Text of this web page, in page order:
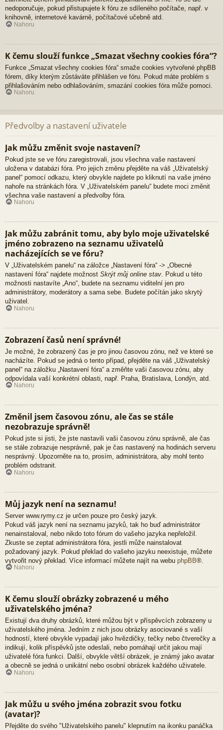
nedoporučuje, pokud přistupujete k fóru ze sdíleného počítače, např. v
knihovně, internetové kavárně, počítačové učebně atd.
Nahoru
K čemu slouží funkce „Smazat všechny cookies fóra“?
Funkce „Smazat všechny cookies fóra“ smaže cookies vytvořené phpBB
fórem, díky kterým zůstáváte přihlášen ve fóru. Pokud máte problém s
přihlašováním nebo odhlašováním, smazání cookies fóra může pomoci.
Nahoru
Předvolby a nastavení uživatele
Jak můžu změnit svoje nastavení?
Pokud jste se ve fóru zaregistrovali, jsou všechna vaše nastavení
uložena v databázi fóra. Pro jejich změnu přejděte na váš „Uživatelský
panel“ pomocí odkazu, který obvykle najdete po kliknutí na vaše jméno
nahoře na stránkách fóra. V „Uživatelském panelu“ budete moci změnit
všechna vaše nastavení a předvolby fóra.
Nahoru
Jak můžu zabránit tomu, aby bylo moje uživatelské
jméno zobrazeno na seznamu uživatelů
nacházejících se ve fóru?
V „Uživatelském panelu“ na záložce „Nastavení fóra“ -> „Obecné
nastavení fóra“ najdete možnost Skrýt můj online stav. Pokud u této
možnosti nastavíte „Ano“, budete na seznamu viditelní jen pro
administrátory, moderátory a sama sebe. Budete počítán jako skrytý
uživatel.
Nahoru
Zobrazení časů není správné!
Je možné, že zobrazený čas je pro jinou časovou zónu, než ve které se
nacházíte. Pokud se jedná o tento případ, přejděte na váš „Uživatelský
panel“ na záložku „Nastavení fóra“ a změňte vaši časovou zónu, aby
odpovídala vaší konkrétní oblasti, např. Praha, Bratislava, Londýn, atd.
Nahoru
Změnil jsem časovou zónu, ale čas se stále
nezobrazuje správně!
Pokud jste si jisti, že jste nastavili vaši časovou zónu správně, ale čas
se stále zobrazuje nesprávně, pak je čas nastavený na hodinách serveru
nesprávný. Upozorněte na to, prosím, administrátora, aby mohl tento
problém odstranit.
Nahoru
Můj jazyk není na seznamu!
Server www.rymy.cz je určen pouze pro český jazyk.
Pokud váš jazyk není na seznamu jazyků, tak ho buď administrátor
nenainstaloval, nebo nikdo toto fórum do vašeho jazyka nepřeložil.
Zkuste se zeptat administrátora fóra, jestli může nainstalovat
požadovaný jazyk. Pokud překlad do vašeho jazyku neexistuje, můžete
vytvořit nový překlad. Více informací můžete najít na webu phpBB®.
Nahoru
K čemu slouží obrázky zobrazené u mého
uživatelského jména?
Existují dva druhy obrázků, které můžou být v příspěvcích zobrazeny u
uživatelského jména. Jedním z nich jsou obrázky asociované s vaší
hodností, které obvykle vypadají jako hvězdičky, tečky nebo čtverečky a
indikují, kolik příspěvků jste odeslali, nebo pomáhají určit jakou mají
uživatelé fóra funkci. Další, obvykle větší obrázek, je známý jako avatar
a obecně se jedná o unikátní nebo osobní obrázek každého uživatele.
Nahoru
Jak můžu u svého jména zobrazit svou fotku
(avatar)?
Přejděte do svého "Uživatelského panelu" klepnutím na ikonku panáčka